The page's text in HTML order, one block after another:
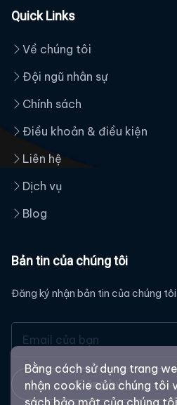
Quick Links
Về chúng tôi
Đội ngũ nhân sự
Chính sách
Điều khoản & điều kiện
Liên hệ
Dịch vụ
Blog
Bản tin của chúng tôi
Đăng ký nhận bản tin của chúng tôi
Đăng ký
Bằng cách sử dụng trang
nhận cookie của chúng tôi
sách bảo mật của chúng